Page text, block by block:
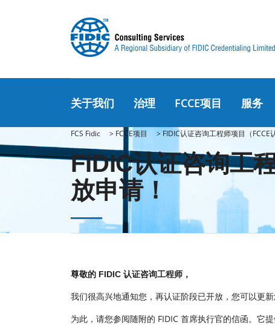
关于我们 治理 FCCE项目 服务
FCS Fidic > FCCE项目 >FIDIC认证咨询工程师项目（FCCE
FIDIC认证咨询工
放申请！
尊敬的 FIDIC 认证咨询工程师，
我们很高兴地通知您，再认证阶段已开放，您可以更
为此，请您参阅随附的 FIDIC 首席执行官的信函。它